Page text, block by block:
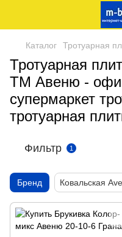
Каталог Тротуарная
Тротуарная
ТМ Авеню -
супермаркет
тротуарная
Фильтр 1
Бренд Ковальская